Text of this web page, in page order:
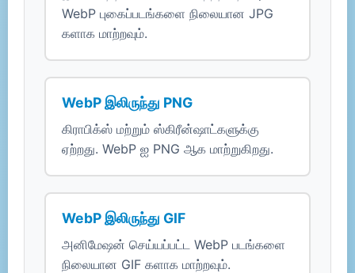
WebP புகைப்படங்களை நிலையான JPG
களாக மாற்றவும்.
WebP இலிருந்து PNG
கிராபிக்ஸ் மற்றும் ஸ்கிரீன்ஷாட்களுக்கு
ஏற்றது. WebP ஐ PNG ஆக மாற்றுகிறது.
WebP இலிருந்து GIF
அனிமேஷன் செய்யப்பட்ட WebP படங்களை
நிலையான GIF களாக மாற்றவும்.